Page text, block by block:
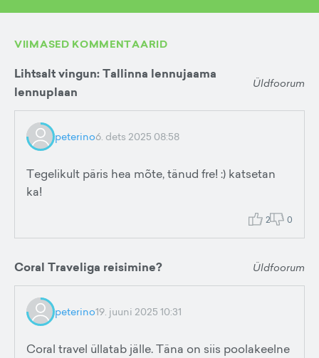
VIIMASED KOMMENTAARID
Lihtsalt vingun: Tallinna lennujaama
lennuplaan
Üldfoorum
peterino6. dets 2025 08:58
Tegelikult päris hea mõte, tänud fre! :) katsetan
ka!
2 0
Coral Traveliga reisimine? Üldfoorum
peterino19. juuni 2025 10:31
Coral travel üllatab jälle. Täna on siis poolakeelne